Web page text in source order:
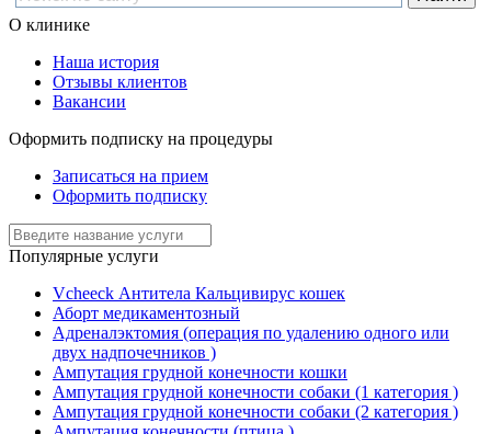
О клинике
Наша история
Отзывы клиентов
Вакансии
Оформить подписку на процедуры
Записаться на прием
Оформить подписку
Популярные услуги
Vcheeck Антитела Кальцивирус кошек
Аборт медикаментозный
Адреналэктомия (операция по удалению одного или
двух надпочечников )
Ампутация грудной конечности кошки
Ампутация грудной конечности собаки (1 категория )
Ампутация грудной конечности собаки (2 категория )